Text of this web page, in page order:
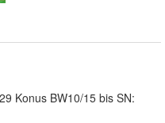
Konus BW10/15 bis SN: